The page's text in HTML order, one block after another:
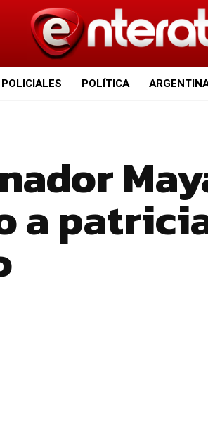
POLICIALES POLÍTICA
a